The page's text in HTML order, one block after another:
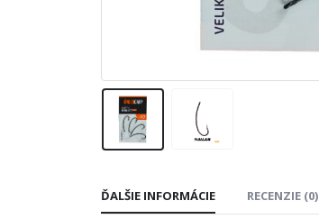
ĎALŠIE INFORMÁCIE RECENZIE (0)